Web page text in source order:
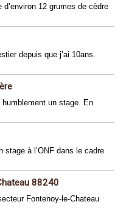
12 grumes de cèdre
depuis que j’ai 10ans.
un stage. En
stage à l’ONF dans le cadre
88240
Fontenoy-le-Chateau